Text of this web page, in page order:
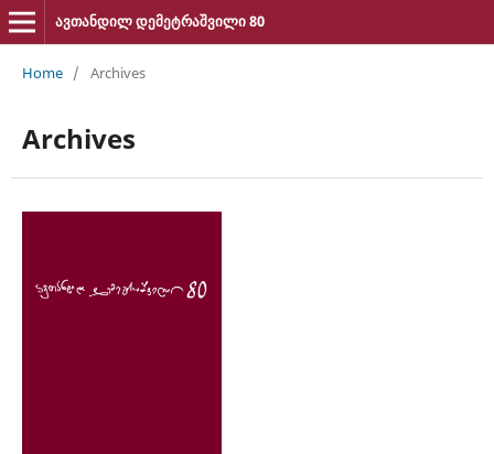
ავთანდილ დემეტრაშვილი 80
Home / Archives
Archives